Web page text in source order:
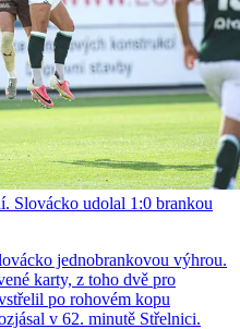
Slovácko udolal 1:0 brankou
jednobrankovou výhrou.
karty, z toho dvě pro
po rohovém kopu
v 62. minutě Střelnici.